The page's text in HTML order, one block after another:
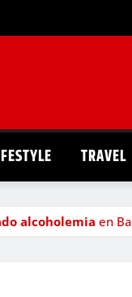
TRAVEL
alcoholemia en